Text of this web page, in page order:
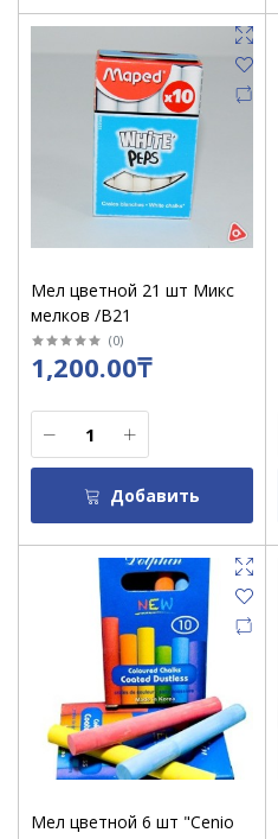
Мел цветной 21 шт Микс
мелков /В21
(0)
1,200.00₸
Добавить
Мел цветной 6 шт "Cenio